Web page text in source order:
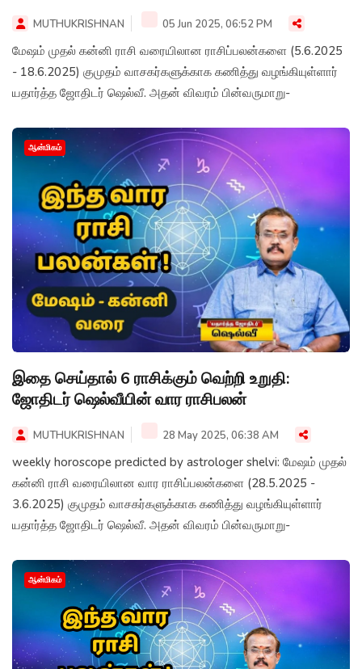
MUTHUKRISHNAN 05 Jun 2025, 06:52 PM
மேஷம் முதல் கன்னி ராசி வரையிலான ராசிப்பலன்களை (5.6.2025
- 18.6.2025) குமுதம் வாசகர்களுக்காக கணித்து வழங்கியுள்ளார்
யதார்த்த ஜோதிடர் ஷெல்வீ. அதன் விவரம் பின்வருமாறு-
ஆன்மிகம்
இதை செய்தால் 6 ராசிக்கும் வெற்றி உறுதி:
ஜோதிடர் ஷெல்வீயின் வார ராசிபலன்
MUTHUKRISHNAN 28 May 2025, 06:38 AM
weekly horoscope predicted by astrologer shelvi: மேஷம் முதல்
கன்னி ராசி வரையிலான வார ராசிப்பலன்களை (28.5.2025 -
3.6.2025) குமுதம் வாசகர்களுக்காக கணித்து வழங்கியுள்ளார்
யதார்த்த ஜோதிடர் ஷெல்வீ. அதன் விவரம் பின்வருமாறு-
ஆன்மிகம்